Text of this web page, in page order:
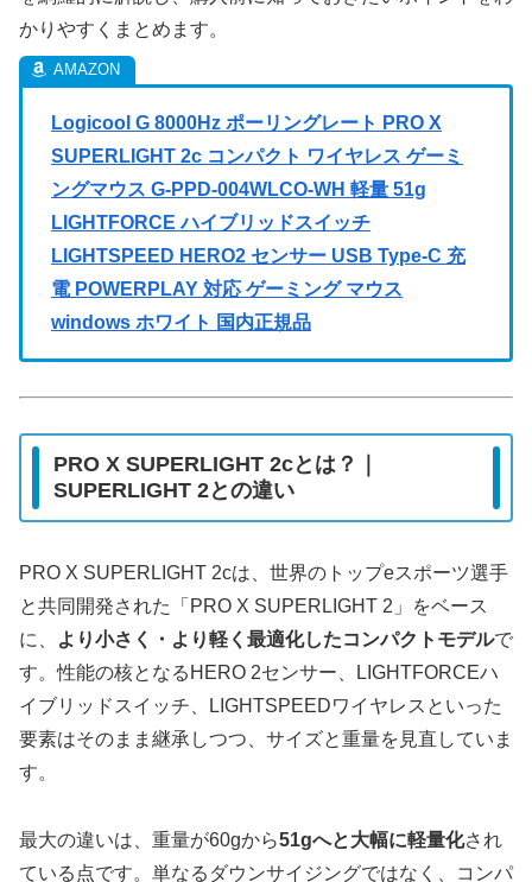
かりやすくまとめます。
Logicool G 8000Hz ポーリングレート PRO X
SUPERLIGHT 2c コンパクト ワイヤレス ゲーミ
ングマウス G-PPD-004WLCO-WH 軽量 51g
LIGHTFORCE ハイブリッドスイッチ
LIGHTSPEED HERO2 センサー USB Type-C 充
電 POWERPLAY 対応 ゲーミング マウス
windows ホワイト 国内正規品
PRO X SUPERLIGHT 2cとは？｜
SUPERLIGHT 2との違い
PRO X SUPERLIGHT 2cは、世界のトップeスポーツ選手
と共同開発された「PRO X SUPERLIGHT 2」をベース
に、
より小さく・より軽く最適化したコンパクトモデルで
す。性能の核となるHERO 2センサー、LIGHTFORCEハ
イブリッドスイッチ、LIGHTSPEEDワイヤレスといった
要素はそのまま継承しつつ、サイズと重量を見直していま
す。
最大の違いは、重量が60gから51gへと大幅に軽量化され
ている点です。単なるダウンサイジングではなく、コンパ